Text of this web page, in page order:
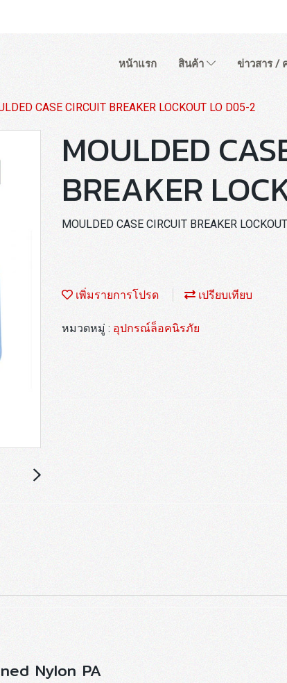
หน้าแรก สินค้า ข่าวสาร /
CASE CIRCUIT BREAKER LOCKOUT LO D05-2
MOULDED
BREAKER
MOULDED CASE CIRCUIT BREAKER
เพิ่มรายการโปรด เปรียบเทียบ
หมวดหมู่ : อุปกรณ์ล็อคนิรภัย
Nylon PA